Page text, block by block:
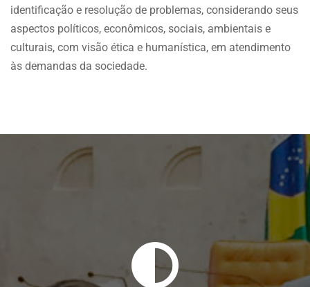
identificação e resolução de problemas, considerando seus
aspectos políticos, econômicos, sociais, ambientais e
culturais, com visão ética e humanística, em atendimento
às demandas da sociedade.